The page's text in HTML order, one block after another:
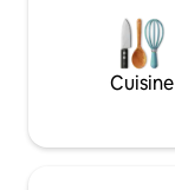
Cuisine